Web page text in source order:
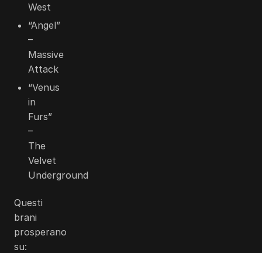
West
“Angel”
–
Massive
Attack
“Venus
in
Furs”
–
The
Velvet
Underground
Questi
brani
prosperano
su: